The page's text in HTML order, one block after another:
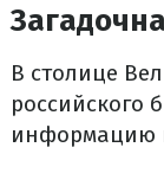
В столице
российского
информацию